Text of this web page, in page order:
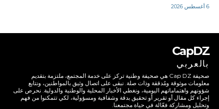
6 أغسطس 2026
CapDZ
بالعربي
صحيفة Cap DZ هي صحيفة وطنية تركز على خدمة المجتمع، ملتزمة بتقديم
معلومات موثوقة ومُدققة وذات صلة. نبقى على اتصال وثيق بالمواطنين، ونتابع
شؤونهم واهتماماتهم اليومية، ونغطي الأخبار المحلية والوطنية والدولية. نحرص على
إجراء كل مقال أو تقرير أو تحقيق بدقة وشفافية ومسؤولية، لكي تتمكنوا من فهم
وتحليل ومشاركة فعّالة في حياة مجتمعنا.